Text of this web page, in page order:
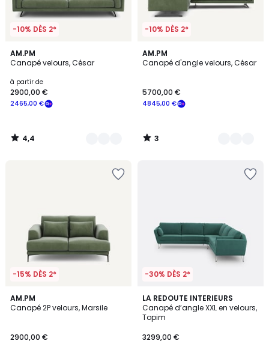
-10% DÈS 2*
AM.PM
Canapé velours, César
à partir de
2465,00 €
2900,00 €
4,4
/ 5
18
Couleurs
4,4
/
-10% DÈS 2*
AM.PM
Canapé d'angle velours, César
4845,00 €
5700,00 €
3
/
18
Couleurs
3
/
-15% DÈS 2*
AM.PM
Canapé 2P velours, Marsile
2900,00 €
17
Couleurs
-30% DÈS 2*
LA REDOUTE INTERIEURS
Canapé d’angle XXL en velours,
Topim
3299,00 €
3
/
5
6
Couleurs